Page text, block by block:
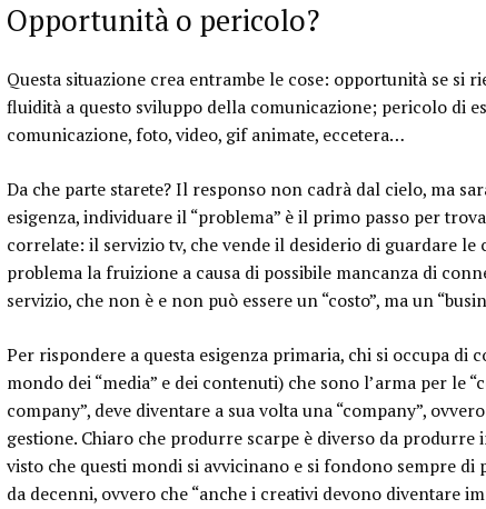
Opportunità o pericolo?
Questa situazione crea entrambe le cose: opportunità se si
fluidità a questo sviluppo della comunicazione; pericolo di
comunicazione, foto, video, gif animate, eccetera…
Da che parte starete? Il responso non cadrà dal cielo, ma
esigenza, individuare il “problema” è il primo passo per
correlate: il servizio tv, che vende il desiderio di guardare
problema la fruizione a causa di possibile mancanza di
servizio, che non è e non può essere un “costo”, ma un
Per rispondere a questa esigenza primaria, chi si occupa di
mondo dei “media” e dei contenuti) che sono l’arma per le
company”, deve diventare a sua volta una “company”,
gestione. Chiaro che produrre scarpe è diverso da
visto che questi mondi si avvicinano e si fondono sempre
da decenni, ovvero che “anche i creativi devono diventare